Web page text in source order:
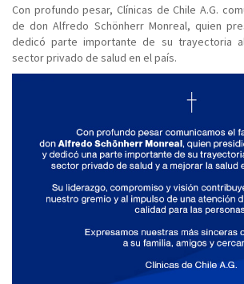
Con profundo pesar, Clínicas de Chile A.G.
de don Alfredo Schönherr Monreal, quien
dedicó parte importante de su trayectoria
sector privado de salud en el país.